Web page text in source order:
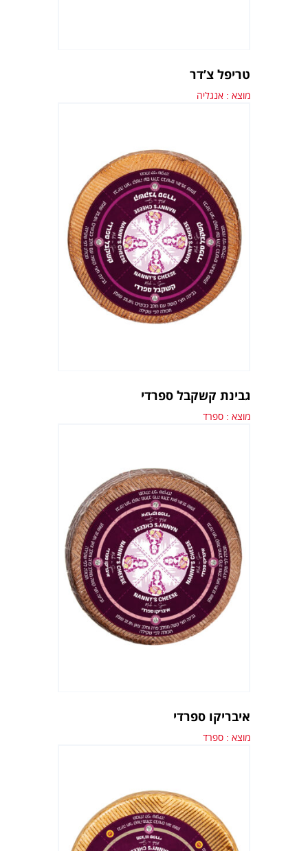
טריפל צ’דר
מוצא : אנגליה
גבינת קשקבל ספרדי
מוצא : ספרד
איבריקו ספרדי
מוצא : ספרד